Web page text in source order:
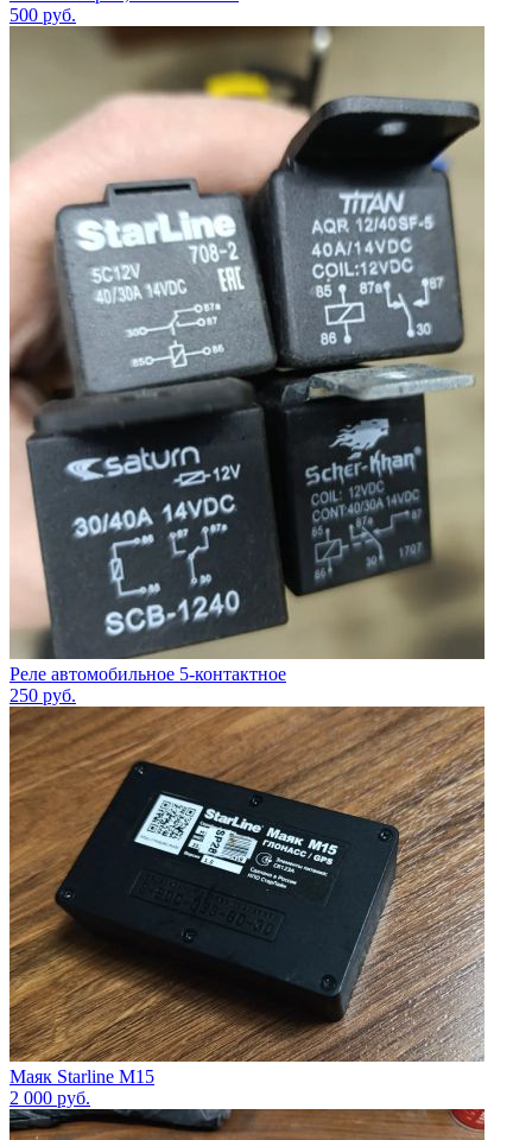
500 руб.
Реле автомобильное 5-контактное
250 руб.
Маяк Starline M15
2 000 руб.